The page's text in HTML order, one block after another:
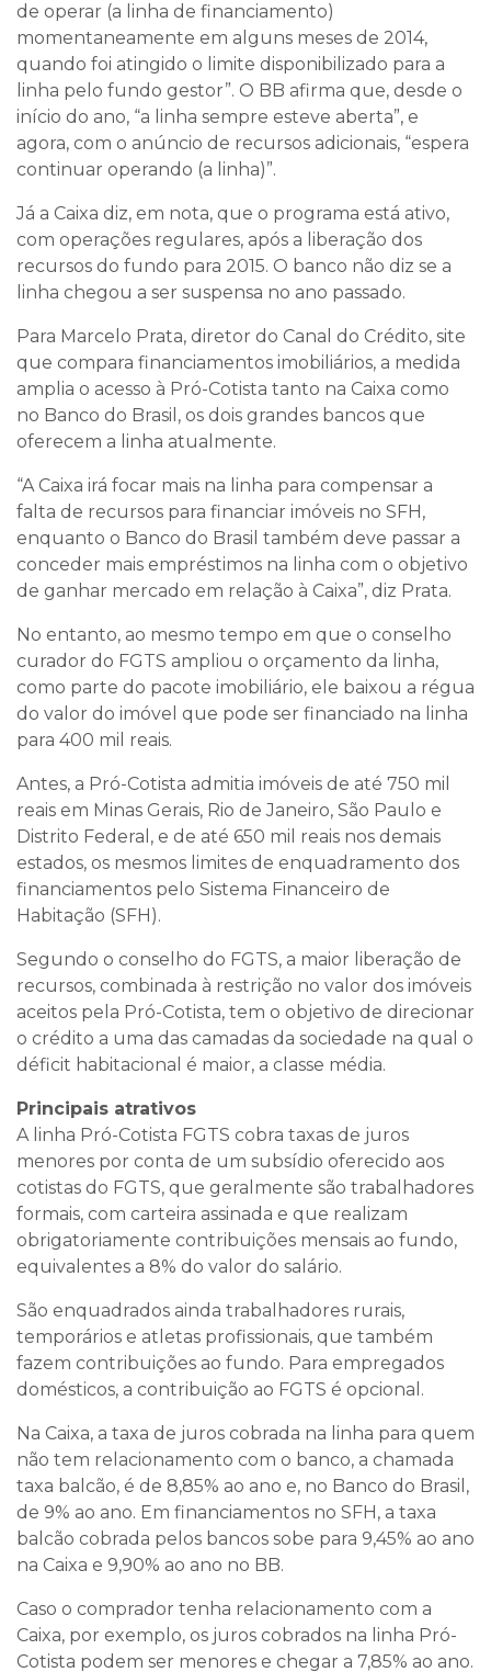
de operar (a linha de financiamento)
momentaneamente em alguns meses de 2014,
quando foi atingido o limite disponibilizado para a
linha pelo fundo gestor”. O BB afirma que, desde o
início do ano, “a linha sempre esteve aberta”, e
agora, com o anúncio de recursos adicionais, “espera
continuar operando (a linha)”.
Já a Caixa diz, em nota, que o programa está ativo,
com operações regulares, após a liberação dos
recursos do fundo para 2015. O banco não diz se a
linha chegou a ser suspensa no ano passado.
Para Marcelo Prata, diretor do Canal do Crédito, site
que compara financiamentos imobiliários, a medida
amplia o acesso à Pró-Cotista tanto na Caixa como
no Banco do Brasil, os dois grandes bancos que
oferecem a linha atualmente.
“A Caixa irá focar mais na linha para compensar a
falta de recursos para financiar imóveis no SFH,
enquanto o Banco do Brasil também deve passar a
conceder mais empréstimos na linha com o objetivo
de ganhar mercado em relação à Caixa”, diz Prata.
No entanto, ao mesmo tempo em que o conselho
curador do FGTS ampliou o orçamento da linha,
como parte do pacote imobiliário, ele baixou a régua
do valor do imóvel que pode ser financiado na linha
para 400 mil reais.
Antes, a Pró-Cotista admitia imóveis de até 750 mil
reais em Minas Gerais, Rio de Janeiro, São Paulo e
Distrito Federal, e de até 650 mil reais nos demais
estados, os mesmos limites de enquadramento dos
financiamentos pelo Sistema Financeiro de
Habitação (SFH).
Segundo o conselho do FGTS, a maior liberação de
recursos, combinada à restrição no valor dos imóveis
aceitos pela Pró-Cotista, tem o objetivo de direcionar
o crédito a uma das camadas da sociedade na qual o
déficit habitacional é maior, a classe média.
Principais atrativos
A linha Pró-Cotista FGTS cobra taxas de juros
menores por conta de um subsídio oferecido aos
cotistas do FGTS, que geralmente são trabalhadores
formais, com carteira assinada e que realizam
obrigatoriamente contribuições mensais ao fundo,
equivalentes a 8% do valor do salário.
São enquadrados ainda trabalhadores rurais,
temporários e atletas profissionais, que também
fazem contribuições ao fundo. Para empregados
domésticos, a contribuição ao FGTS é opcional.
Na Caixa, a taxa de juros cobrada na linha para quem
não tem relacionamento com o banco, a chamada
taxa balcão, é de 8,85% ao ano e, no Banco do Brasil,
de 9% ao ano. Em financiamentos no SFH, a taxa
balcão cobrada pelos bancos sobe para 9,45% ao ano
na Caixa e 9,90% ao ano no BB.
Caso o comprador tenha relacionamento com a
Caixa, por exemplo, os juros cobrados na linha Pró-
Cotista podem ser menores e chegar a 7,85% ao ano.